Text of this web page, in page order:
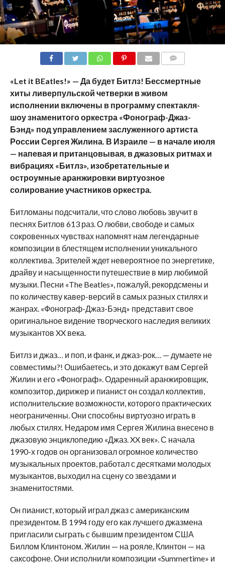
«Let it BEatles!» — Да будет Битлз! Бессмертные
хиты ливерпульской четверки в живом
исполнении включены в программу спектакля-
шоу знаменитого оркестра «Фонограф-Джаз-
Бэнд» под управлением заслуженного артиста
России Сергея Жилина. В Израиле — в начале июля
— напевая и пританцовывая, в джазовых ритмах и
вибрациях «Битлз», изобретательные и
остроумные аранжировки виртуозное
солирование участников оркестра.
Битломаны подсчитали, что слово любовь звучит в
песнях Битлов 613 раз. О любви, свободе и самых
сокровенных чувствах напомнят нам легендарные
композиции в блестящем исполнении уникального
коллектива. Зрителей ждет невероятное по энергетике,
драйву и насыщенности путешествие в мир любимой
музыки. Песни «The Beatles», пожалуй, рекордсмены и
по количеству кавер-версий в самых разных стилях и
жанрах. «Фонограф-Джаз-Бэнд» представит свое
оригинальное видение творческого наследия великих
музыкантов XX века.
Битлз и джаз… и поп, и фанк, и джаз-рок… — думаете не
совместимы?! Ошибаетесь, и это докажут вам Сергей
Жилин и его «Фонограф». Одаренный аранжировщик,
композитор, дирижер и пианист он создал коллектив,
исполнительские возможности, которого практических
неограниченны. Они способны виртуозно играть в
любых стилях. Недаром имя Сергея Жилина внесено в
джазовую энциклопедию «Джаз. XX век». С начала
1990-х годов он организовал огромное количество
музыкальных проектов, работал с десятками молодых
музыкантов, выходил на сцену со звездами и
знаменитостями.
Он пианист, который играл джаз с американским
президентом. В 1994 году его как лучшего джазмена
пригласили сыграть с бывшим президентом США
Биллом Клинтоном. Жилин — на рояле, Клинтон — на
саксофоне. Они исполнили композиции «Summertime» и